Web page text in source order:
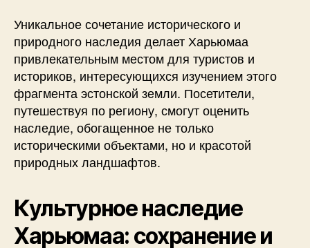
Уникальное сочетание исторического и
природного наследия делает Харьюмаа
привлекательным местом для туристов и
историков, интересующихся изучением этого
фрагмента эстонской земли. Посетители,
путешествуя по региону, смогут оценить
наследие, обогащенное не только
историческими объектами, но и красотой
природных ландшафтов.
Культурное наследие
Харьюмаа: сохранение и